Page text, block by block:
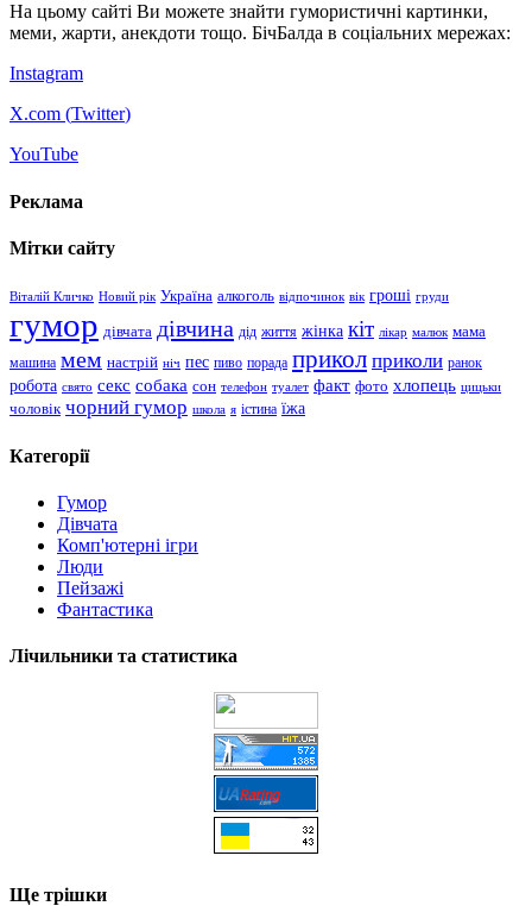
На цьому сайті Ви можете знайти гумористичні картинки,
меми, жарти, анекдоти тощо. БічБалда в соціальних мережах:
Instagram
X.com (Twitter)
YouTube
Реклама
Мітки сайту
Віталій Кличко Новий рік Україна алкоголь відпочинок вік гроші груди
гумор дівчата дівчина дід життя жінка кіт лікар малюк мама
машина мем настрій ніч пес пиво порада прикол приколи ранок
робота свято секс собака сон телефон туалет факт фото хлопець цицьки
чоловік чорний гумор школа я істина їжа
Категорії
Гумор
Дівчата
Комп'ютерні ігри
Люди
Пейзажі
Фантастика
Лічильники та статистика
Ще трішки